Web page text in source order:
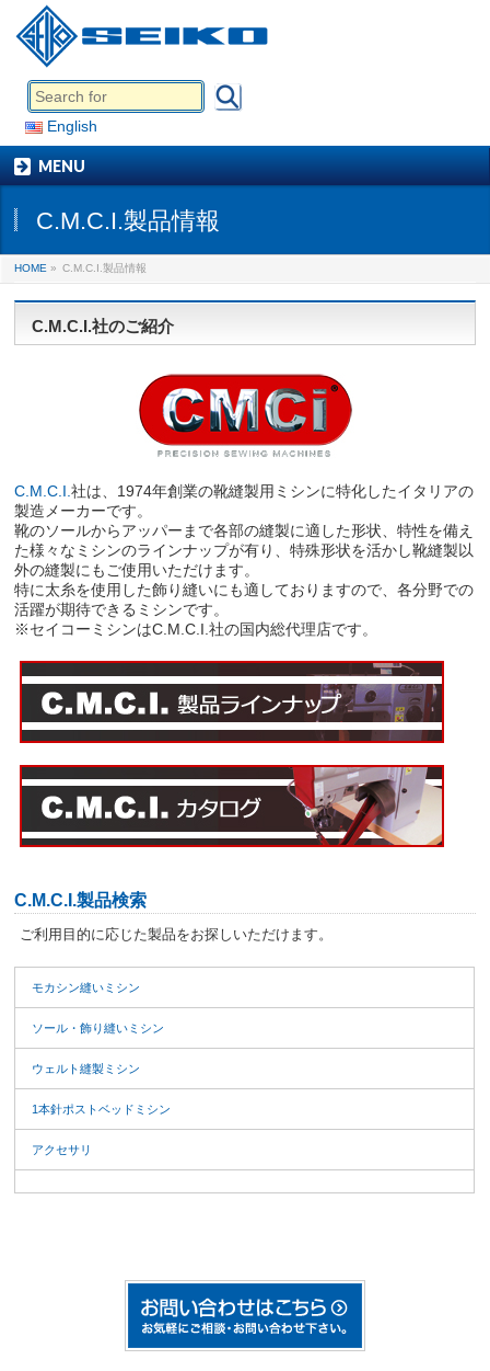
English
MENU
C.M.C.I.製品情報
HOME » C.M.C.I.製品情報
C.M.C.I.社のご紹介
C.M.C.I.社は、1974年創業の靴縫製用ミシンに特化したイタリアの
製造メーカーです。
靴のソールからアッパーまで各部の縫製に適した形状、特性を備え
た様々なミシンのラインナップが有り、特殊形状を活かし靴縫製以
外の縫製にもご使用いただけます。
特に太糸を使用した飾り縫いにも適しておりますので、各分野での
活躍が期待できるミシンです。
※セイコーミシンはC.M.C.I.社の国内総代理店です。
C.M.C.I.製品検索
ご利用目的に応じた製品をお探しいただけます。
モカシン縫いミシン
ソール・飾り縫いミシン
ウェルト縫製ミシン
1本針ポストベッドミシン
アクセサリ